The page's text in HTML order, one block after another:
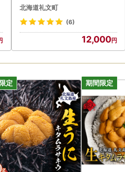
【 昆布 だし昆布 出汁 根昆布だ
し だし汁 調味料 うどん そば 味
北海道礼文町
(6)
12,000